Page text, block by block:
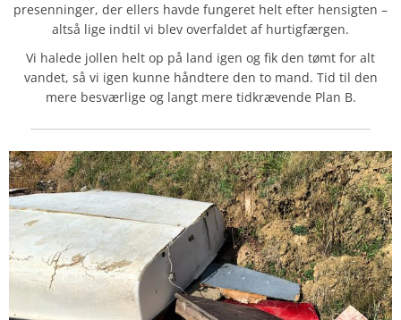
presenninger, der ellers havde fungeret helt efter hensigten –
altså lige indtil vi blev overfaldet af hurtigfærgen.
Vi halede jollen helt op på land igen og fik den tømt for alt
vandet, så vi igen kunne håndtere den to mand. Tid til den
mere besværlige og langt mere tidkrævende Plan B.